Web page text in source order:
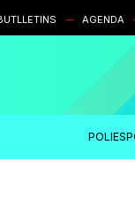
AGENDA